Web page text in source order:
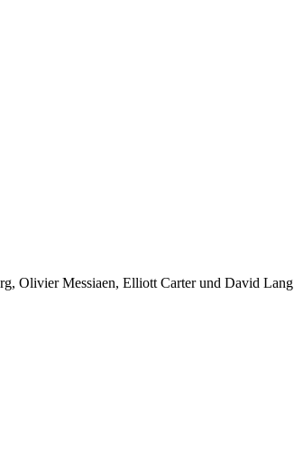
Olivier Messiaen, Elliott Carter und David Lang